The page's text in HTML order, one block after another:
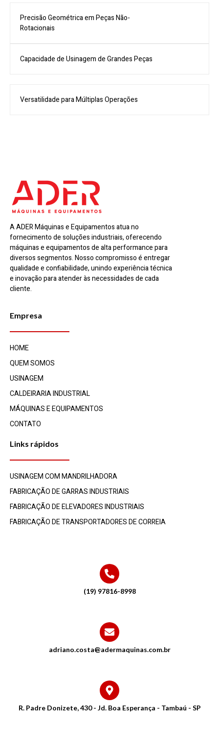
Precisão Geométrica em Peças Não-
Rotacionais
Capacidade de Usinagem de Grandes Peças
Versatilidade para Múltiplas Operações
A ADER Máquinas e Equipamentos atua no
fornecimento de soluções industriais, oferecendo
máquinas e equipamentos de alta performance para
diversos segmentos. Nosso compromisso é entregar
qualidade e confiabilidade, unindo experiência técnica
e inovação para atender às necessidades de cada
cliente.
Empresa
HOME
QUEM SOMOS
USINAGEM
CALDEIRARIA INDUSTRIAL​
MÁQUINAS E EQUIPAMENTOS
CONTATO
Links rápidos
USINAGEM COM MANDRILHADORA
FABRICAÇÃO DE GARRAS INDUSTRIAIS
FABRICAÇÃO DE ELEVADORES INDUSTRIAIS
FABRICAÇÃO DE TRANSPORTADORES DE CORREIA
(19) 97816-8998
adriano.costa@adermaquinas.com.br
R. Padre Donizete, 430 - Jd. Boa Esperança - Tambaú - SP